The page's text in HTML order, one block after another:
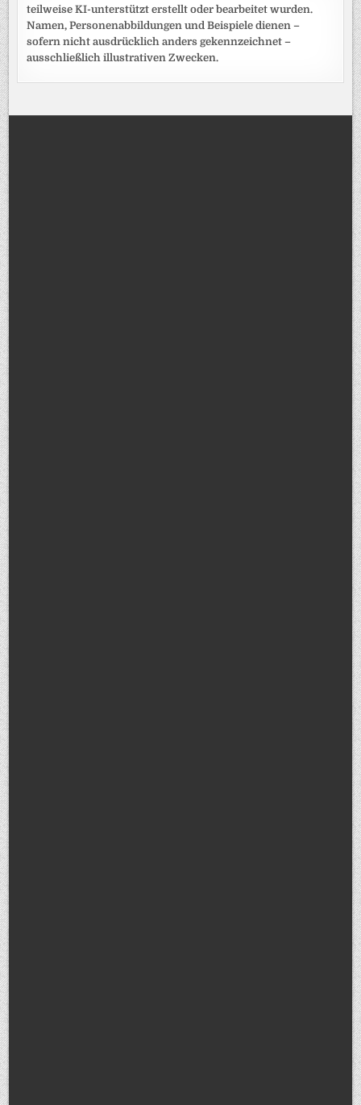
teilweise KI-unterstützt erstellt oder bearbeitet wurden.
Namen, Personenabbildungen und Beispiele dienen –
sofern nicht ausdrücklich anders gekennzeichnet –
ausschließlich illustrativen Zwecken.